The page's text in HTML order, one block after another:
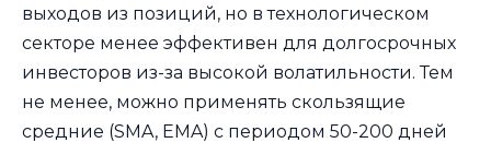
выходов из позиций, но в технологическом
секторе менее эффективен для долгосрочных
инвесторов из-за высокой волатильности. Тем
не менее, можно применять скользящие
средние (SMA, EMA) с периодом 50-200 дней